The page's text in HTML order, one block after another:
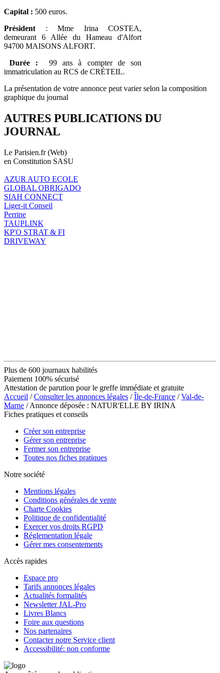
Capital : 500 euros.
Président : Mme Irina COSTEA,
demeurant 6 Allée du Hameau d'Alfort
94700 MAISONS ALFORT.
Durée :
99 ans à compter de son
immatriculation au RCS de CRÉTEIL.
La présentation de votre annonce peut varier selon la composition
graphique du journal
AUTRES PUBLICATIONS DU
JOURNAL
Le Parisien.fr (Web)
en Constitution SASU
AZUR AUTO ECOLE
GLOBAL OBRIGADO
SIAH CONNECT
Liger-it Conseil
Perrine
TAUPLINK
KP'O STRAT & FI
DRIVEWAY
Plus de 600 journaux habilités
Paiement 100% sécurisé
Attestation de parution pour le greffe immédiate et gratuite
Accueil /Consulter les annonces légales /Île-de-France /Val-de-
Marne / Annonce déposée : NATUR'ELLE BY IRINA
Fiches pratiques et conseils
Créer son entreprise
Gérer son entreprise
Fermer son entreprise
Toutes nos fiches pratiques
Notre société
Mentions légales
Conditions générales de vente
Charte Cookies
Politique de confidentialité
Exercer vos droits RGPD
Réglementation légale
Gérer mes consentements
Accès rapides
Espace pro
Tarifs annonces légales
Actualités formalités
Newsletter JAL-Pro
Livres Blancs
Foire aux questions
Nos partenaires
Contacter notre Service client
Accessibilité: non conforme